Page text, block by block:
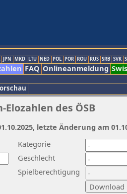
JPN MKD LTU NED POL POR ROU RUS SRB SVK
FAQ Onlineanmeldung
des ÖSB
Kategorie
Geschlecht
Spielberechtigung
letzte Änderung am